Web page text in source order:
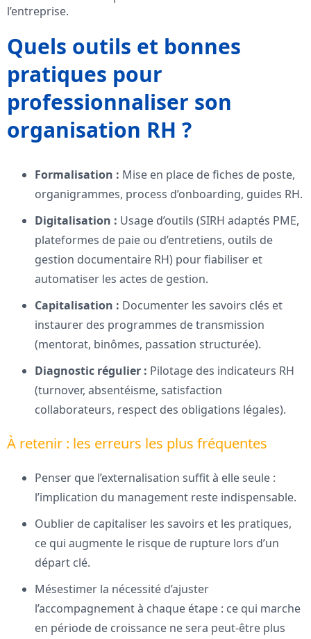
l’entreprise.
Quels outils et bonnes
pratiques pour
professionnaliser son
organisation RH ?
Formalisation : Mise en place de fiches de poste,
organigrammes, process d’onboarding, guides RH.
Digitalisation : Usage d’outils (SIRH adaptés PME,
plateformes de paie ou d’entretiens, outils de
gestion documentaire RH) pour fiabiliser et
automatiser les actes de gestion.
Capitalisation : Documenter les savoirs clés et
instaurer des programmes de transmission
(mentorat, binômes, passation structurée).
Diagnostic régulier : Pilotage des indicateurs RH
(turnover, absentéisme, satisfaction
collaborateurs, respect des obligations légales).
À retenir : les erreurs les plus fréquentes
Penser que l’externalisation suffit à elle seule :
l’implication du management reste indispensable.
Oublier de capitaliser les savoirs et les pratiques,
ce qui augmente le risque de rupture lors d’un
départ clé.
Mésestimer la nécessité d’ajuster
l’accompagnement à chaque étape : ce qui marche
en période de croissance ne sera peut-être plus